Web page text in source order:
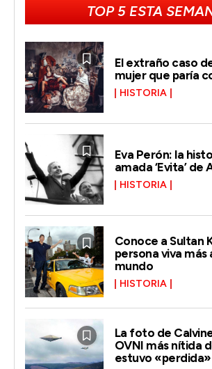
TOP 5 ESTA
El extraño caso
mujer que paría
HISTORIA
Eva Perón: la
amada ‘Evita’ de
HISTORIA
Conoce a Sultan
persona viva más
mundo
HISTORIA
La foto de
OVNI más nítida
estuvo